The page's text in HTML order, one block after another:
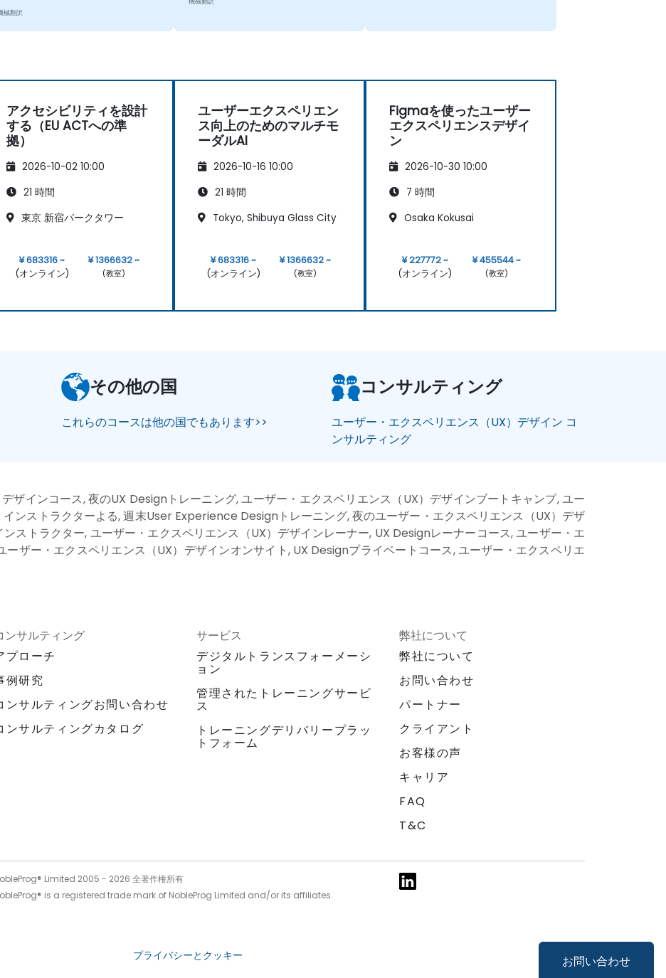
お問い合わせ
械翻訳
うための明確で実践的なガイダンス
機械翻訳
アクセシビリティを設計
する（EU ACTへの準
拠）
2026-10-02 10:00
21 時間
東京 新宿パークタワー
¥ 683316 ~
(オンライン)
¥ 1366632 ~
(教室)
ユーザーエクスペリエン
ス向上のためのマルチモ
ーダルAI
2026-10-16 10:00
21 時間
Tokyo, Shibuya Glass City
¥ 683316 ~
(オンライン)
¥ 1366632 ~
(教室)
Figmaを使ったユーザー
エクスペリエンスデザイ
ン
2026-10-30 10:00
7 時間
Osaka Kokusai
¥ 227772 ~
(オンライン)
¥ 455544 ~
(教室)
その他の国
これらのコースは他の国でもあります>>
コンサルティング
ユーザー・エクスペリエンス（UX）デザイン コ
ンサルティング
ザインコース, 夜のUX Designトレーニング, ユーザー・エクスペリエンス（UX）デザインブートキャンプ, ユー
ンストラクターよる, 週末User Experience Designトレーニング, 夜のユーザー・エクスペリエンス（UX）デザ
ストラクター, ユーザー・エクスペリエンス（UX）デザインレーナー, UX Designレーナーコース, ユーザー・エ
ーザー・エクスペリエンス（UX）デザインオンサイト, UX Designプライベートコース, ユーザー・エクスペリエ
ンサルティング
プローチ
例研究
ンサルティングお問い合わせ
ンサルティングカタログ
サービス
デジタルトランスフォーメーシ
ョン
管理されたトレーニングサービ
ス
トレーニングデリバリープラッ
トフォーム
弊社について
弊社について
お問い合わせ
パートナー
クライアント
お客様の声
キャリア
FAQ
T&C
Limited 2005 - 2026 全著作権所有
is a registered trade mark of NobleProg Limited and/or its affiliates.
プライバシーとクッキー